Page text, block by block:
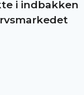
i indbakken